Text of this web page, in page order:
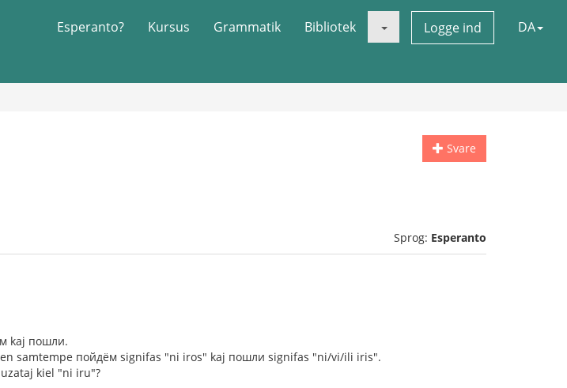
Esperanto? Kursus Grammatik Bibliotek Logge ind DA
Svare
Sprog: Esperanto
kaj пошли.
samtempe пойдём signifas "ni iros" kaj пошли signifas "ni/vi/ili iris".
kiel "ni iru"?